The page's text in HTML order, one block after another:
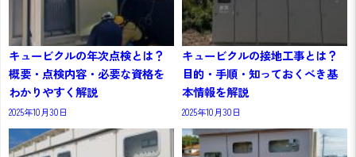
キュービクルの年次点検とは？
概要・点検内容・必要な資格を
わかりやすく解説
2025年10月30日
キュービクルの接地工事とは？
目的・手順・知っておくべき基
本情報を解説
2025年10月30日